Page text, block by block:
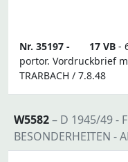
Nr. 35197 - 17 VB -
portor. Vordruckbrief
TRARBACH / 7.8.48
W5582– D 1945/49 -
BESONDERHEITEN -